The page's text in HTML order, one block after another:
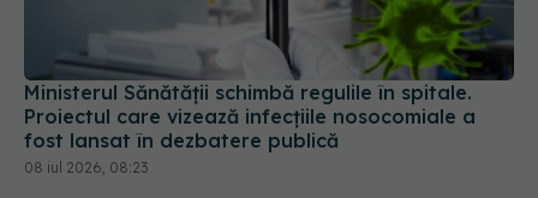
Ministerul Sănătății schimbă regulile în spitale.
Proiectul care vizează infecțiile nosocomiale a
fost lansat în dezbatere publică
08 iul 2026, 08:23